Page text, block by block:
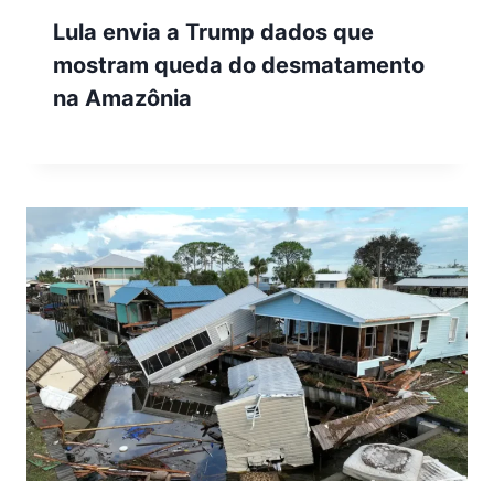
Lula envia a Trump dados que
mostram queda do desmatamento
na Amazônia